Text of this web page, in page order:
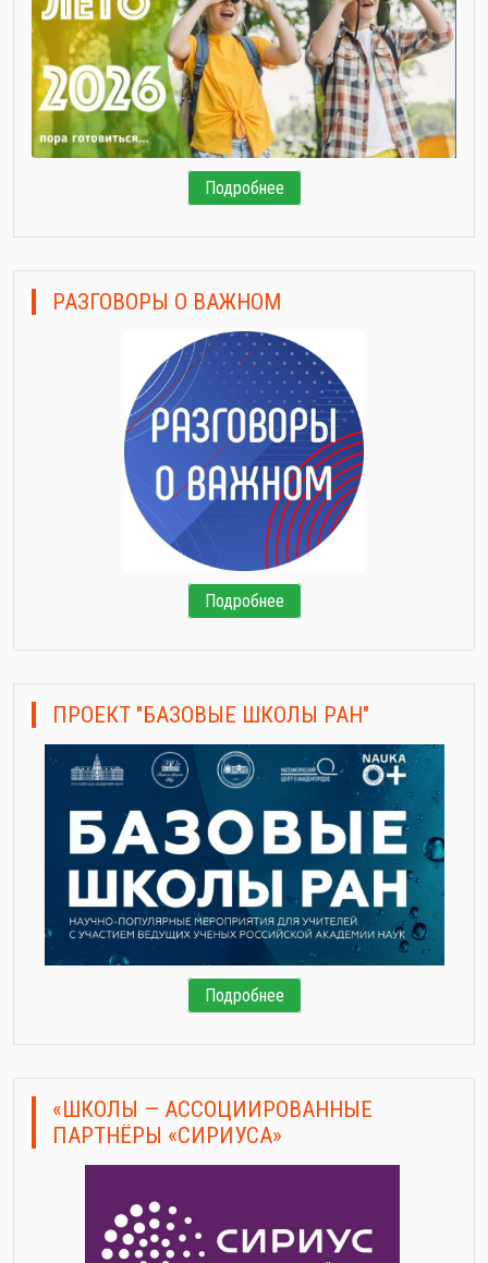
Подробнее
РАЗГОВОРЫ О ВАЖНОМ
Подробнее
ПРОЕКТ "БАЗОВЫЕ ШКОЛЫ РАН"
Подробнее
«ШКОЛЫ — АССОЦИИРОВАННЫЕ
ПАРТНЁРЫ «СИРИУСА»